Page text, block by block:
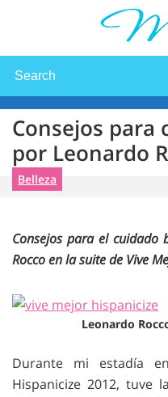
Consejos para
por Leonardo
Belleza
Consejos para el cuidado
Rocco en la suite de Vive
Leonardo
Durante mi estadía
Hispanicize 2012, tuve